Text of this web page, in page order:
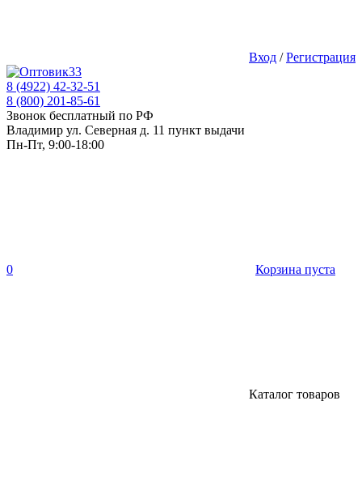
Вход /Регистрация
8 (4922) 42-32-51
8 (800) 201-85-61
Звонок бесплатный по РФ
Владимир ул. Северная д. 11 пункт выдачи
Пн-Пт, 9:00-18:00
0 Корзина пуста
Каталог товаров